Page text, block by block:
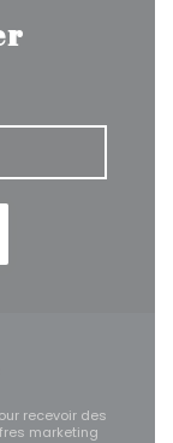
recevoir des
marketing